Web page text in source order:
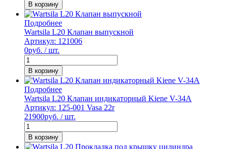
В корзину
Подробнее
Wartsila L20 Клапан выпускной
Артикул: 121006
0руб. / шт.
В корзину
Подробнее
Wartsila L20 Клапан индикаторный Kiene V-34A
Артикул: 125-001 Vasa 22r
21900руб. / шт.
В корзину